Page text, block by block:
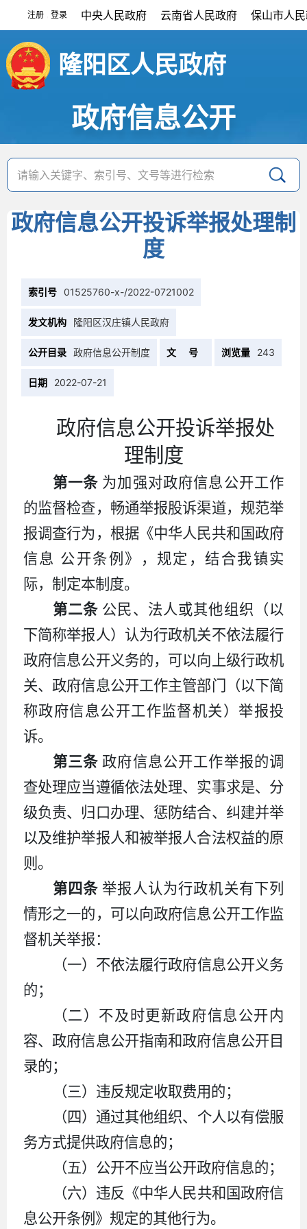
注册 登录 中央人民政府 云南省人民政府 保山市人
隆阳区人民政府
政府信息公开
政府信息公开投诉举报处理制
度
索引号 01525760-x-/2022-0721002
发文机构 隆阳区汉庄镇人民政府
公开目录 政府信息公开制度 文 号 浏览量 243
日期 2022-07-21
政府信息公开投诉举报处
理制度
第一条 为加强对政府信息公开工作
的监督检查，畅通举报股诉渠道，规范举
报调查行为，根据《中华人民共和国政府
信息 公开条例》，规定，结合我镇实
际，制定本制度。
第二条 公民、法人或其他组织（以
下简称举报人）认为行政机关不依法履行
政府信息公开义务的，可以向上级行政机
关、政府信息公开工作主管部门（以下简
称政府信息公开工作监督机关）举报投
诉。
第三条 政府信息公开工作举报的调
查处理应当遵循依法处理、实事求是、分
级负责、归口办理、惩防结合、纠建并举
以及维护举报人和被举报人合法权益的原
则。
第四条 举报人认为行政机关有下列
情形之一的，可以向政府信息公开工作监
督机关举报：
（一）不依法履行政府信息公开义务
的；
（二）不及时更新政府信息公开内
容、政府信息公开指南和政府信息公开目
录的；
（三）违反规定收取费用的；
（四）通过其他组织、个人以有偿服
务方式提供政府信息的；
（五）公开不应当公开政府信息的；
（六）违反《中华人民共和国政府信
息公开条例》规定的其他行为。